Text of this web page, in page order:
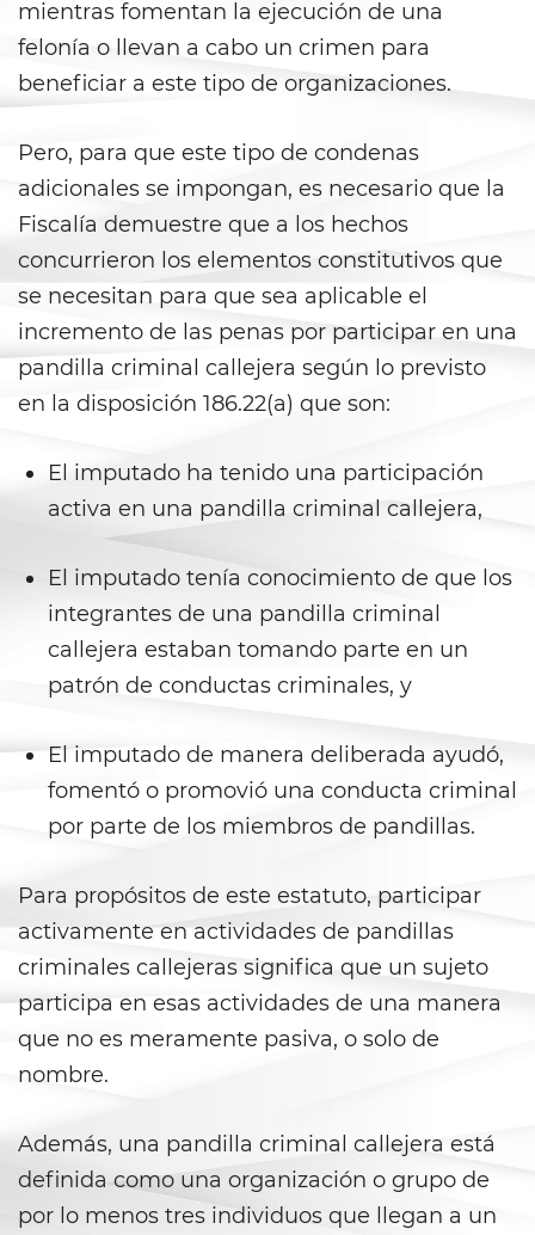
Publicar Información Dañina
En Internet
Venganza con Pornografía
Violación de una Orden de
Restricción
Assault & Battery
Assault On A Public Official
Assault With A Deadly Weapon
Assault with Caustic Chemicals
Battery With Serious Bodily Injury
Battery On A Peace Officer
Simple Assault
Domestic Violence
Child Abduction
Child Endangerment
Child Neglect
Corporal Injury on a Spouse
Domestic Battery
Emergency Protective Order
mientras fomentan la ejecución de una
felonía o llevan a cabo un crimen para
beneficiar a este tipo de organizaciones.
Pero, para que este tipo de condenas
adicionales se impongan, es necesario que la
Fiscalía demuestre que a los hechos
concurrieron los elementos constitutivos que
se necesitan para que sea aplicable el
incremento de las penas por participar en una
pandilla criminal callejera según lo previsto
en la disposición 186.22(a) que son:
El imputado ha tenido una participación
activa en una pandilla criminal callejera,
El imputado tenía conocimiento de que los
integrantes de una pandilla criminal
callejera estaban tomando parte en un
patrón de conductas criminales, y
El imputado de manera deliberada ayudó,
fomentó o promovió una conducta criminal
por parte de los miembros de pandillas.
Para propósitos de este estatuto, participar
activamente en actividades de pandillas
criminales callejeras significa que un sujeto
participa en esas actividades de una manera
que no es meramente pasiva, o solo de
nombre.
Además, una pandilla criminal callejera está
definida como una organización o grupo de
por lo menos tres individuos que llegan a un